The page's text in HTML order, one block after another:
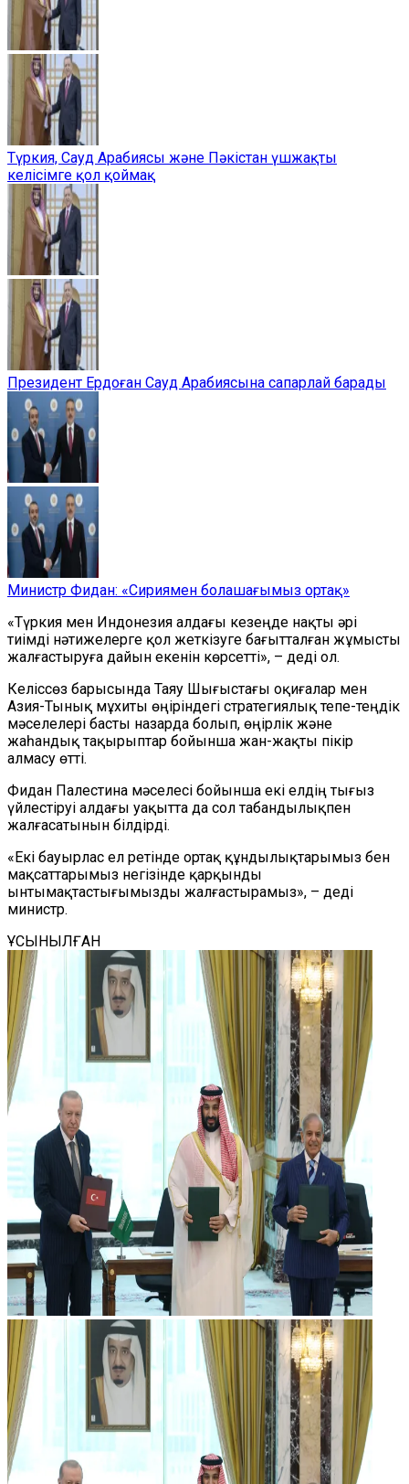
Түркия, Сауд Арабиясы және Пәкістан үшжақты
келісімге қол қоймақ
Президент Ердоған Сауд Арабиясына сапарлай барады
Министр Фидан: «Сириямен болашағымыз ортақ»
«Түркия мен Индонезия алдағы кезеңде нақты әрі
тиімді нәтижелерге қол жеткізуге бағытталған жұмысты
жалғастыруға дайын екенін көрсетті», – деді ол.
Келіссөз барысында Таяу Шығыстағы оқиғалар мен
Азия-Тынық мұхиты өңіріндегі стратегиялық тепе-теңдік
мәселелері басты назарда болып, өңірлік және
жаһандық тақырыптар бойынша жан-жақты пікір
алмасу өтті.
Фидан Палестина мәселесі бойынша екі елдің тығыз
үйлестіруі алдағы уақытта да сол табандылықпен
жалғасатынын білдірді.
«Екі бауырлас ел ретінде ортақ құндылықтарымыз бен
мақсаттарымыз негізінде қарқынды
ынтымақтастығымызды жалғастырамыз», – деді
министр.
ҰСЫНЫЛҒАН